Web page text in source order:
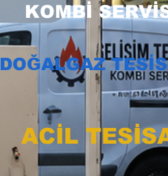
KOMBİ
DOĞALGAZ
ACİL